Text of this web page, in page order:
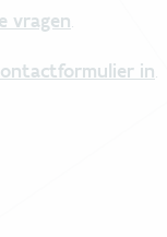
vragen.
in.